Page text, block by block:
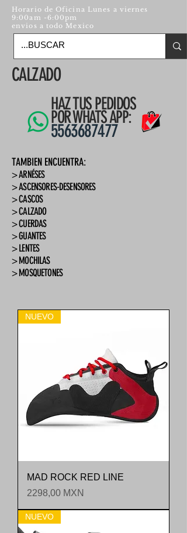
Horario de Oficina Lunes a viernes
9:00am -6:00pm
envios a todo Mexico
CALZADO
HAZ TUS PEDIDOS
POR WHATS APP:
5563687477
TAMBIEN ENCUENTRA:
> ARNÉSES
> ASCENSORES-DESENSORES
> CASCOS
> CALZADO
> CUERDAS
> GUANTES
> LENTES
> MOCHILAS
> MOSQUETONES
NUEVO
MAD ROCK RED LINE
Precio
2298,00 MXN
NUEVO